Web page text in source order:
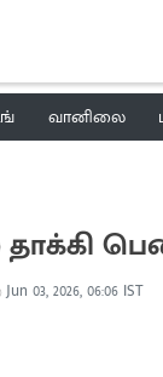
வானிலை
Jun 03, 2026, 06:06 IST